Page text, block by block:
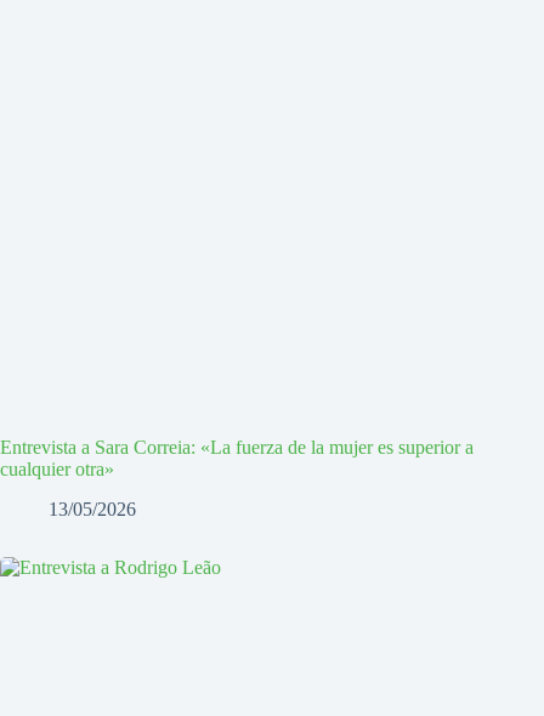
Entrevista a Sara Correia: «La fuerza de la mujer es superior a
cualquier otra»
13/05/2026